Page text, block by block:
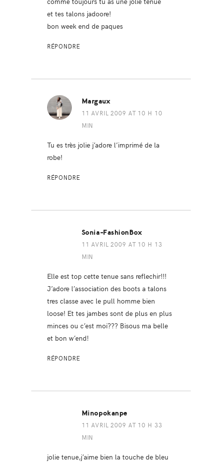
et tes talons jadoore!
bon week end de paques
RÉPONDRE
Margaux
11 AVRIL 2009 AT 10 H 10
MIN
Tu es très jolie j’adore l’imprimé de la
robe!
RÉPONDRE
Sonia-FashionBox
11 AVRIL 2009 AT 10 H 13
MIN
Elle est top cette tenue sans reflechir!!!
J’adore l’association des boots a talons
tres classe avec le pull homme bien
loose! Et tes jambes sont de plus en plus
minces ou c’est moi??? Bisous ma belle
et bon w’end!
RÉPONDRE
Minopokanpe
11 AVRIL 2009 AT 10 H 33
MIN
jolie tenue,j’aime bien la touche de bleu